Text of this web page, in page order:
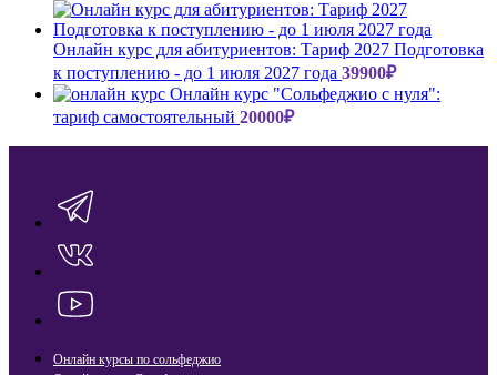
Онлайн курс для абитуриентов: Тариф 2027 Подготовка
к поступлению - до 1 июля 2027 года 39900₽
Онлайн курс "Сольфеджио с нуля":
тариф самостоятельный 20000₽
Онлайн курсы по сольфеджио